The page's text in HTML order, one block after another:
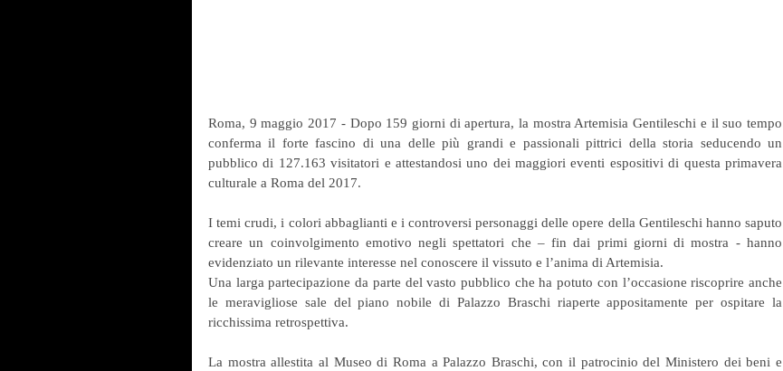
Roma, 9 maggio 2017 - Dopo 159 giorni di apertura, la mostra Artemisia Gentileschi e il suo tempo
conferma il forte fascino di una delle più grandi e passionali pittrici della storia seducendo un
pubblico di 127.163 visitatori e attestandosi uno dei maggiori eventi espositivi di questa primavera
culturale a Roma del 2017.
I temi crudi, i colori abbaglianti e i controversi personaggi delle opere della Gentileschi hanno saputo
creare un coinvolgimento emotivo negli spettatori che – fin dai primi giorni di mostra - hanno
evidenziato un rilevante interesse nel conoscere il vissuto e l’anima di Artemisia.
Una larga partecipazione da parte del vasto pubblico che ha potuto con l’occasione riscoprire anche
le meravigliose sale del piano nobile di Palazzo Braschi riaperte appositamente per ospitare la
ricchissima retrospettiva.
La mostra allestita al Museo di Roma a Palazzo Braschi, con il patrocinio del Ministero dei beni e